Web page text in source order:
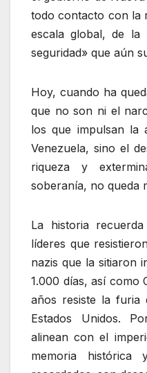
todo contacto con la
escala global, de la
seguridad» que aún
Hoy, cuando ha
que no son ni el
los que impulsan la
Venezuela, sino el
riqueza y
soberanía, no queda
La historia
líderes que
nazis que la sitiaron
1.000 días, así como
años resiste la furia
Estados Unidos.
alinean con el
memoria